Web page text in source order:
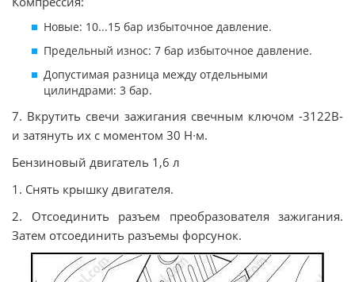
Новые: 10...15 бар избыточное давление.
Предельный износ: 7 бар избыточное давление.
Допустимая разница между отдельными
цилиндрами: 3 бар.
7. Вкрутить свечи зажигания свечным ключом -3122B-
и затянуть их с моментом 30 Н∙м.
Бензиновый двигатель 1,6 л
1. Снять крышку двигателя.
2. Отсоединить разъем преобразователя зажигания.
Затем отсоединить разъемы форсунок.